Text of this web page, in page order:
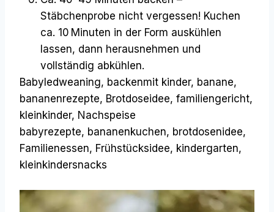
Stäbchenprobe nicht vergessen! Kuchen
ca. 10 Minuten in der Form auskühlen
lassen, dann herausnehmen und
vollständig abkühlen.
Babyledweaning, backenmit kinder, banane,
bananenrezepte, Brotdoseidee, familiengericht,
kleinkinder, Nachspeise
babyrezepte, bananenkuchen, brotdosenidee,
Familienessen, Frühstücksidee, kindergarten,
kleinkindersnacks